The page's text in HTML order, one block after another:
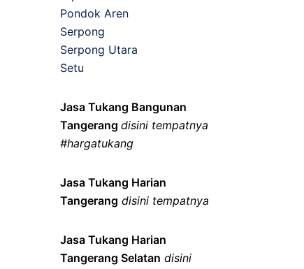
Pondok Aren
Serpong
Serpong Utara
Setu
Jasa Tukang Bangunan
Tangerang disini tempatnya
#hargatukang
Jasa Tukang Harian
Tangerang disini tempatnya
Jasa Tukang Harian
Tangerang Selatan disini